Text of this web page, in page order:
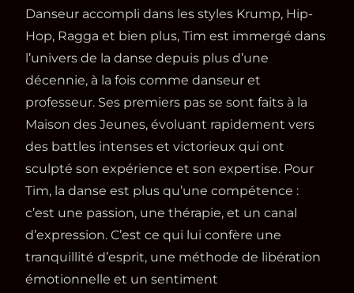
Danseur accompli dans les styles Krump, Hip-
Hop, Ragga et bien plus, Tim est immergé dans
l’univers de la danse depuis plus d’une
décennie, à la fois comme danseur et
professeur. Ses premiers pas se sont faits à la
Maison des Jeunes, évoluant rapidement vers
des battles intenses et victorieux qui ont
sculpté son expérience et son expertise. Pour
Tim, la danse est plus qu’une compétence :
c’est une passion, une thérapie, et un canal
d’expression. C’est ce qui lui confère une
tranquillité d’esprit, une méthode de libération
émotionnelle et un sentiment